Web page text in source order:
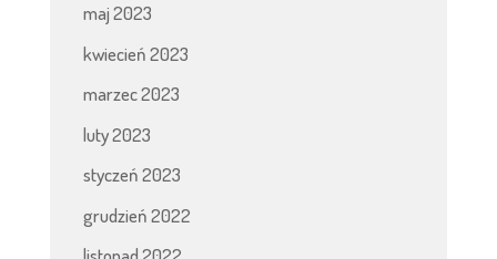
maj 2023
kwiecień 2023
marzec 2023
luty 2023
styczeń 2023
grudzień 2022